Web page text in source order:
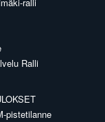
ralli
Ralli
pistetilanne